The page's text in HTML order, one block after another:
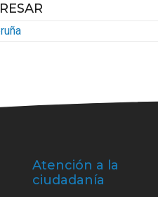
Atención a la
ciudadanía